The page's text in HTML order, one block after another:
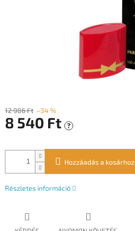
12 986 Ft –34 %
8 540 Ft ?
Hozzáadás a kosárhoz
Részletes információ